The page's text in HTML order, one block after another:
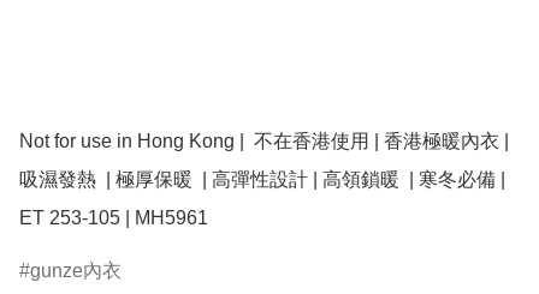
Not for use in Hong Kong |  不在香港使用 | 香港極暖內衣 |
吸濕發熱  | 極厚保暖  | 高彈性設計 | 高領鎖暖  | 寒冬必備 |
ET 253-105 | MH5961
gunze內衣